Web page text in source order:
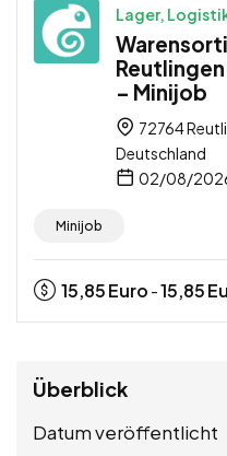
Lager,
– Minijob
72764
Deutschland
02/08/
Minijob
15,85Euro -15,85
Überblick
Datum veröffentlicht